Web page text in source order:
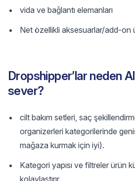
vida ve bağlantı elemanları
Net özellikli aksesuarlar/add-on
Dropshipper’lar neden
sever?
cilt bakım setleri, saç
organizerleri kategorilerinde
mağaza kurmak için iyi).
Kategori yapısı ve filtreler ürün
kolaylaştırır.